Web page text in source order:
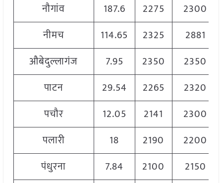
नौगांव
187.6 2275
2300
नीमच
114.65 2325
2881
औबेदुल्लागंज
7.95 2350
2350
पाटन
29.54 2265
2320
पचौर
12.05 2141
2300
पलारी
18 2190
2200
पंधुरना
7.84 2100 2150